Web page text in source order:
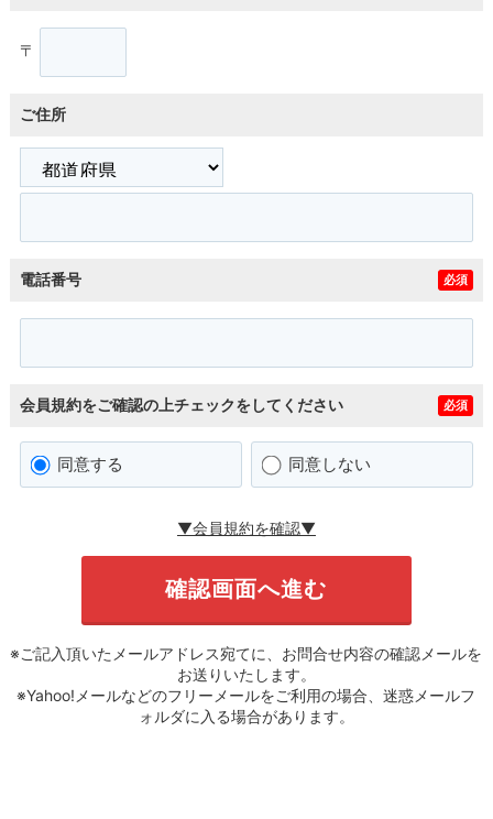
〒
ご住所
電話番号 必須
会員規約をご確認の上チェックをしてください 必須
同意する 同意しない
▼会員規約を確認▼
※ご記入頂いたメールアドレス宛てに、お問合せ内容の確認メールを
お送りいたします。
※Yahoo!メールなどのフリーメールをご利用の場合、迷惑メールフ
ォルダに入る場合があります。